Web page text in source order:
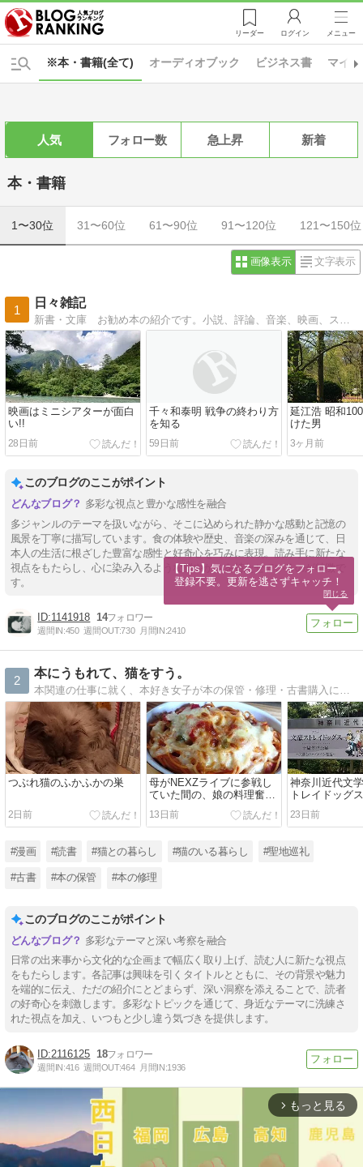
リーダー ログイン メニュー
※本・書籍(全て) オーディオブック ビジネス書 マイ
人気 フォロー数 急上昇 新着
本・書籍
1〜30位 31〜60位 61〜90位 91〜120位 121〜150位
画像表示 文字表示
1
日々雑記
映画はミニシアターが面白
い!!
28日前
千々和泰明 戦争の終わり方
を知る
59日前
延江浩 昭和
けた男
3ヶ月前
このブログのここがポイント
多彩な視点と豊かな感性を融合
多ジャンルのテーマを扱いながら、そこに込められた静かな感動と記憶の
風景を丁寧に描写しています。食の体験や歴史、音楽の深みを通じて、日
本人の生活に根ざした豊富な感性と好奇心を巧みに表現。読み手に新たな
視点をもたらし、心に染み入るような鮮やかさを持たせているのが特徴で
す。
1141918 14
週間IN:450 週間OUT:730 月間IN:2410
2
本にうもれて、猫をすう。
本関連の仕事に就く、本好き女子が本の保管・修理・古書購入について語ったり、 実家の3匹の愛猫との暮らし・付き合い方について語ったりするブログ。 時々、自分のことを語ったりもする。
つぶれ猫のふかふかの巣
2日前
母がNEXZライブに参戦し
ていた間の、娘の料理奮闘
13日前
神奈川近代文
トレイドッグ
23日前
#漫画 #読書 #猫との暮らし #猫のいる暮らし #聖地巡礼
#古書 #本の保管 #本の修理
このブログのここがポイント
多彩なテーマと深い考察を融合
日常の出来事から文化的な企画まで幅広く取り上げ、読む人に新たな視点
をもたらします。各記事は興味を引くタイトルとともに、その背景や魅力
を端的に伝え、ただの紹介にとどまらず、深い洞察を添えることで、読者
の好奇心を刺激します。多彩なトピックを通じて、身近なテーマに洗練さ
れた視点を加え、いつもと少し違う気づきを提供します。
2116125 18
週間IN:416 週間OUT:464 月間IN:1936
arrow_forward_ios もっと見る
【Tips】気になるブログをフォロー。
登録不要。更新を逃さずキャッチ！
閉じる